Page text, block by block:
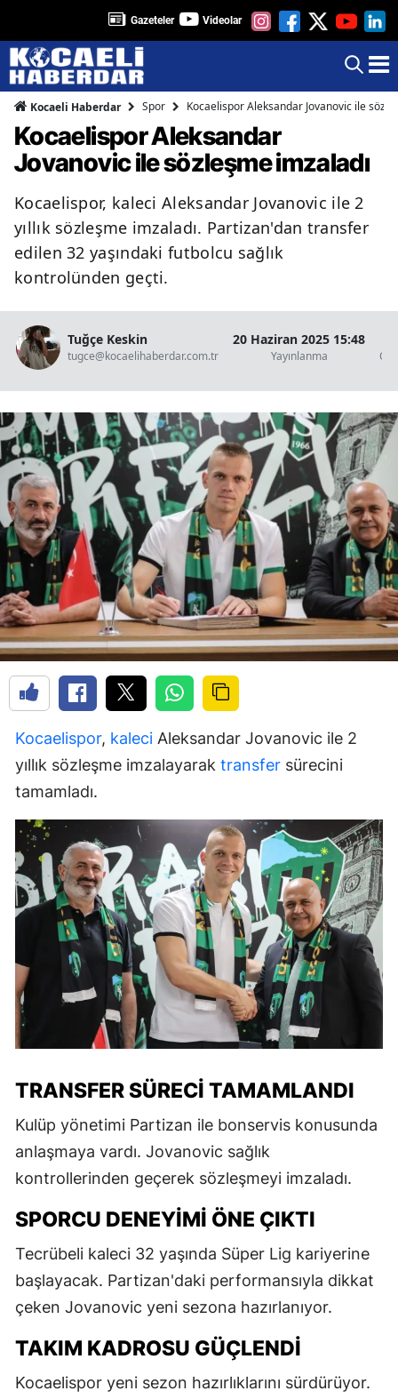
Gazeteler Videolar
Kocaeli Haberdar Spor Kocaelispor Aleksandar Jovanovic ile
Kocaelispor Aleksandar
Jovanovic ile sözleşme imzaladı
Kocaelispor, kaleci Aleksandar Jovanovic ile 2
yıllık sözleşme imzaladı. Partizan'dan transfer
edilen 32 yaşındaki futbolcu sağlık
kontrolünden geçti.
Tuğçe Keskin
tugce@kocaelihaberdar.com.tr
20 Haziran 2025 15:48
Yayınlanma
Kocaelispor, kaleci Aleksandar Jovanovic ile 2
yıllık sözleşme imzalayarak transfer sürecini
tamamladı.
TRANSFER SÜRECI TAMAMLANDI
Kulüp yönetimi Partizan ile bonservis konusunda
anlaşmaya vardı. Jovanovic sağlık
kontrollerinden geçerek sözleşmeyi imzaladı.
SPORCU DENEYIMI ÖNE ÇIKTI
Tecrübeli kaleci 32 yaşında Süper Lig kariyerine
başlayacak. Partizan'daki performansıyla dikkat
çeken Jovanovic yeni sezona hazırlanıyor.
TAKIM KADROSU GÜÇLENDI
Kocaelispor yeni sezon hazırlıklarını sürdürüyor.